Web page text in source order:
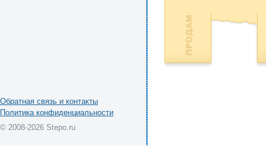
Обратная связь и контакты
Политика конфиденциальности
© 2008-2026 Stepo.ru